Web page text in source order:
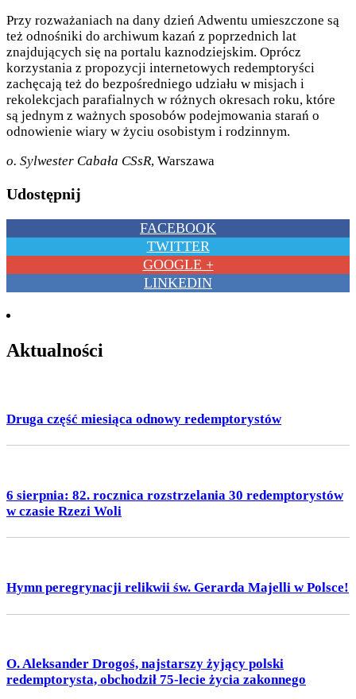
Przy rozważaniach na dany dzień Adwentu umieszczone są
też odnośniki do archiwum kazań z poprzednich lat
znajdujących się na portalu kaznodziejskim. Oprócz
korzystania z propozycji internetowych redemptoryści
zachęcają też do bezpośredniego udziału w misjach i
rekolekcjach parafialnych w różnych okresach roku, które
są jednym z ważnych sposobów podejmowania starań o
odnowienie wiary w życiu osobistym i rodzinnym.
o. Sylwester Cabała CSsR, Warszawa
Udostępnij
FACEBOOK
TWITTER
GOOGLE +
LINKEDIN
Aktualności
Druga część miesiąca odnowy redemptorystów
6 sierpnia: 82. rocznica rozstrzelania 30 redemptorystów
w czasie Rzezi Woli
Hymn peregrynacji relikwii św. Gerarda Majelli w Polsce!
O. Aleksander Drogoś, najstarszy żyjący polski
redemptorysta, obchodził 75-lecie życia zakonnego